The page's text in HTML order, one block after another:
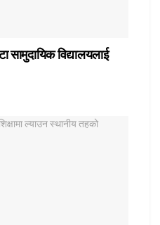
सामुदायिक विद्यालयलाई